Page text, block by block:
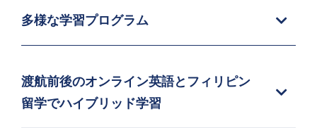
多様な学習プログラム
渡航前後のオンライン英語とフィリピン
留学でハイブリッド学習